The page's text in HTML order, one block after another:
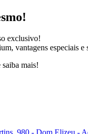
exclusivo!
vantagens especiais
mais!
980 - Dom Elizeu -